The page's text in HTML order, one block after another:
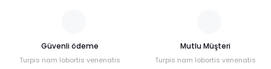
Güvenli ödeme
Turpis nam lobortis venenatis
Mutlu Müşteri
Turpis nam lobortis venenatis